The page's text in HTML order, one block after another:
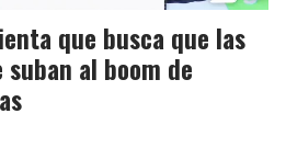
que busca que las
al boom de